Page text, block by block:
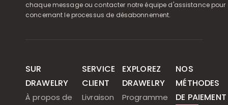
chaque message ou contacter notre équipe d'assistance pour
concernant le processus de désabonnement.
SUR
DRAWELRY
À propos de
SERVICE
CLIENT
Livraison
EXPLOREZ
DRAWELRY
Programme
NOS
MÉTHODES
DE PAIEMENT